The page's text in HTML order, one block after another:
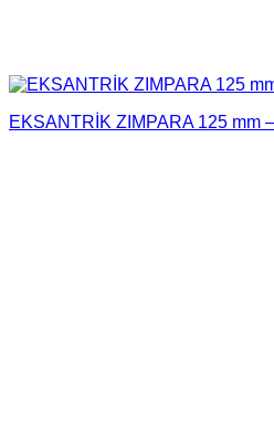
EKSANTRİK ZIMPARA 125 mm